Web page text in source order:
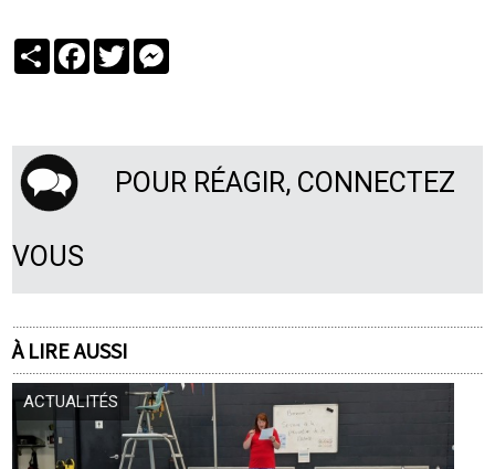
PartagerFacebook
Twitter
POUR RÉAGIR, CONNECTEZ
VOUS
À LIRE AUSSI
ACTUALITÉS